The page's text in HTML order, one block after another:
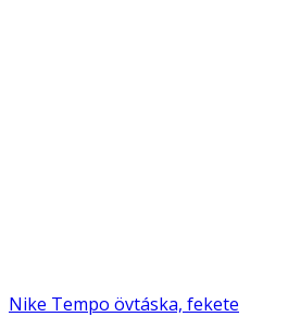
Nike Tempo övtáska, fekete